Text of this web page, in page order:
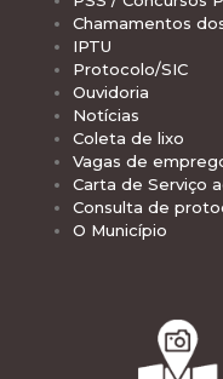
Chamamentos
IPTU
Protocolo/SIC
Ouvidoria
Notícias
Coleta de lixo
Vagas de
Carta de Serviço
Consulta de
O Município